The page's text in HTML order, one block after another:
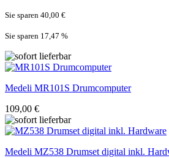
Sie sparen 40,00 €
Sie sparen 17,47 %
Medeli MR101S Drumcomputer
109,00 €
Medeli MZ538 Drumset digital inkl.